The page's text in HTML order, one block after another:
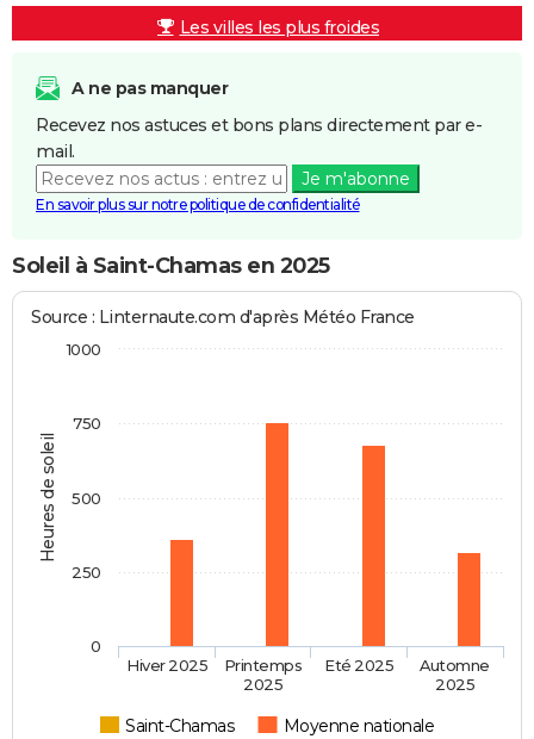
Les villes les plus froides
A ne pas manquer
Recevez nos astuces et bons plans directement par e-
mail.
Je m'abonne
En savoir plus sur notre politique de confidentialité
Soleil à Saint-Chamas en 2025
Heures de soleil
Source : Linternaute.com d'après Météo France
Saint-Chamas Moyenne nationale
Hiver 2025
Printemps
2025
Eté 2025
Automne
2025
0
250
500
750
1000